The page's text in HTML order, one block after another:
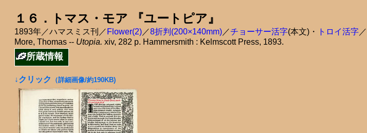
１６．トマス・モア 『ユートピア』
1893年／ハマスミス刊／ Flower(2) ／8折判(200×140mm) ／チョーサー活字(本文)・ トロイ活字 ／
More, Thomas -- Utopia. xiv, 282 p. Hammersmith : Kelmscott Press, 1893.
所蔵情報
↓クリック （詳細画像/約190KB)